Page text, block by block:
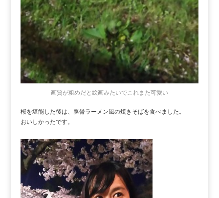
画質が粗めだと絵画みたいでこれまた可愛い
桜を堪能した後は、豚骨ラーメン風の焼きそばを食べました。
おいしかったです。